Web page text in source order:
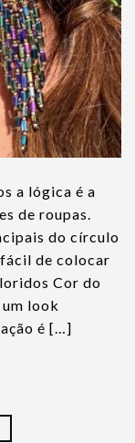
a lógica é a
de roupas.
do círculo
de colocar
Cor do
look
é […]